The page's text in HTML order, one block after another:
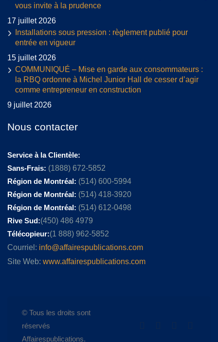
vous invite à la prudence
17 juillet 2026
Installations sous pression : règlement publié pour
entrée en vigueur
15 juillet 2026
COMMUNIQUÉ – Mise en garde aux consommateurs :
la RBQ ordonne à Michel Junior Hall de cesser d’agir
comme entrepreneur en construction
9 juillet 2026
Nous contacter
Service à la Clientèle:
Sans-Frais: (1888) 672-5852
Région de Montréal: (514) 600-5994
Région de Montréal: (514) 418-3920
Région de Montréal: (514) 612-0498
Rive Sud:(450) 486 4979
Télécopieur:(1 888) 962-5852
Courriel: info@affairespublications.com
Site Web: www.affairespublications.com
© Tous les droits sont
réservés
Affairespublications.